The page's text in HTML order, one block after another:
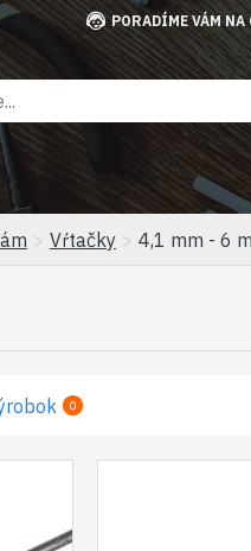
PORADÍME VÁM
Vŕtačky 4,1 mm - 6
0